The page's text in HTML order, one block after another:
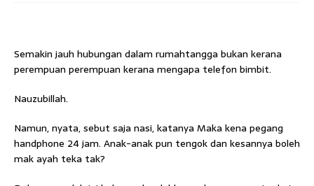
Semakin jauh hubungan dalam rumahtangga bukan kerana
perempuan perempuan kerana mengapa telefon bimbit.
Nauzubillah.
Namun, nyata, sebut saja nasi, katanya Maka kena pegang
handphone 24 jam. Anak-anak pun tengok dan kesannya boleh
mak ayah teka tak?